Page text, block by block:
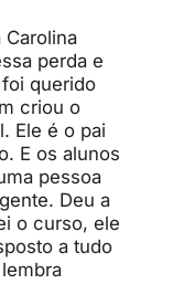
perda e
querido
criou o
Ele é o pai
E os alunos
pessoa
Deu a
o curso, ele
a tudo